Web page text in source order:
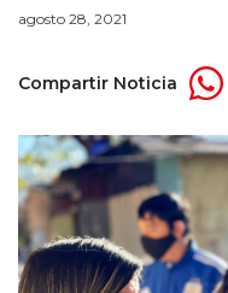
agosto 28, 2021
Compartir Noticia